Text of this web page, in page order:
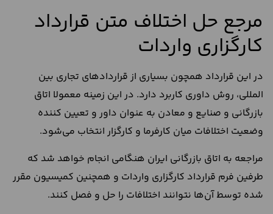
مرجع حل اختلاف متن قرارداد
کارگزاری واردات
در این قرارداد همچون بسیاری از قراردادهای تجاری بین
المللی، روش داوری کاربرد دارد. در این زمینه معمولا اتاق
بازرگانی و صنایع و معادن به عنوان داور و تعیین کننده
وضعیت اختلافات میان کارفرما و کارگزار انتخاب می‌شود.
مراجعه به اتاق بازرگانی ایران هنگامی انجام خواهد شد که
طرفین فرم قرارداد کارگزاری واردات و همچنین کمیسیون مقرر
شده توسط آن‌ها نتوانند اختلافات را حل و فصل کنند.